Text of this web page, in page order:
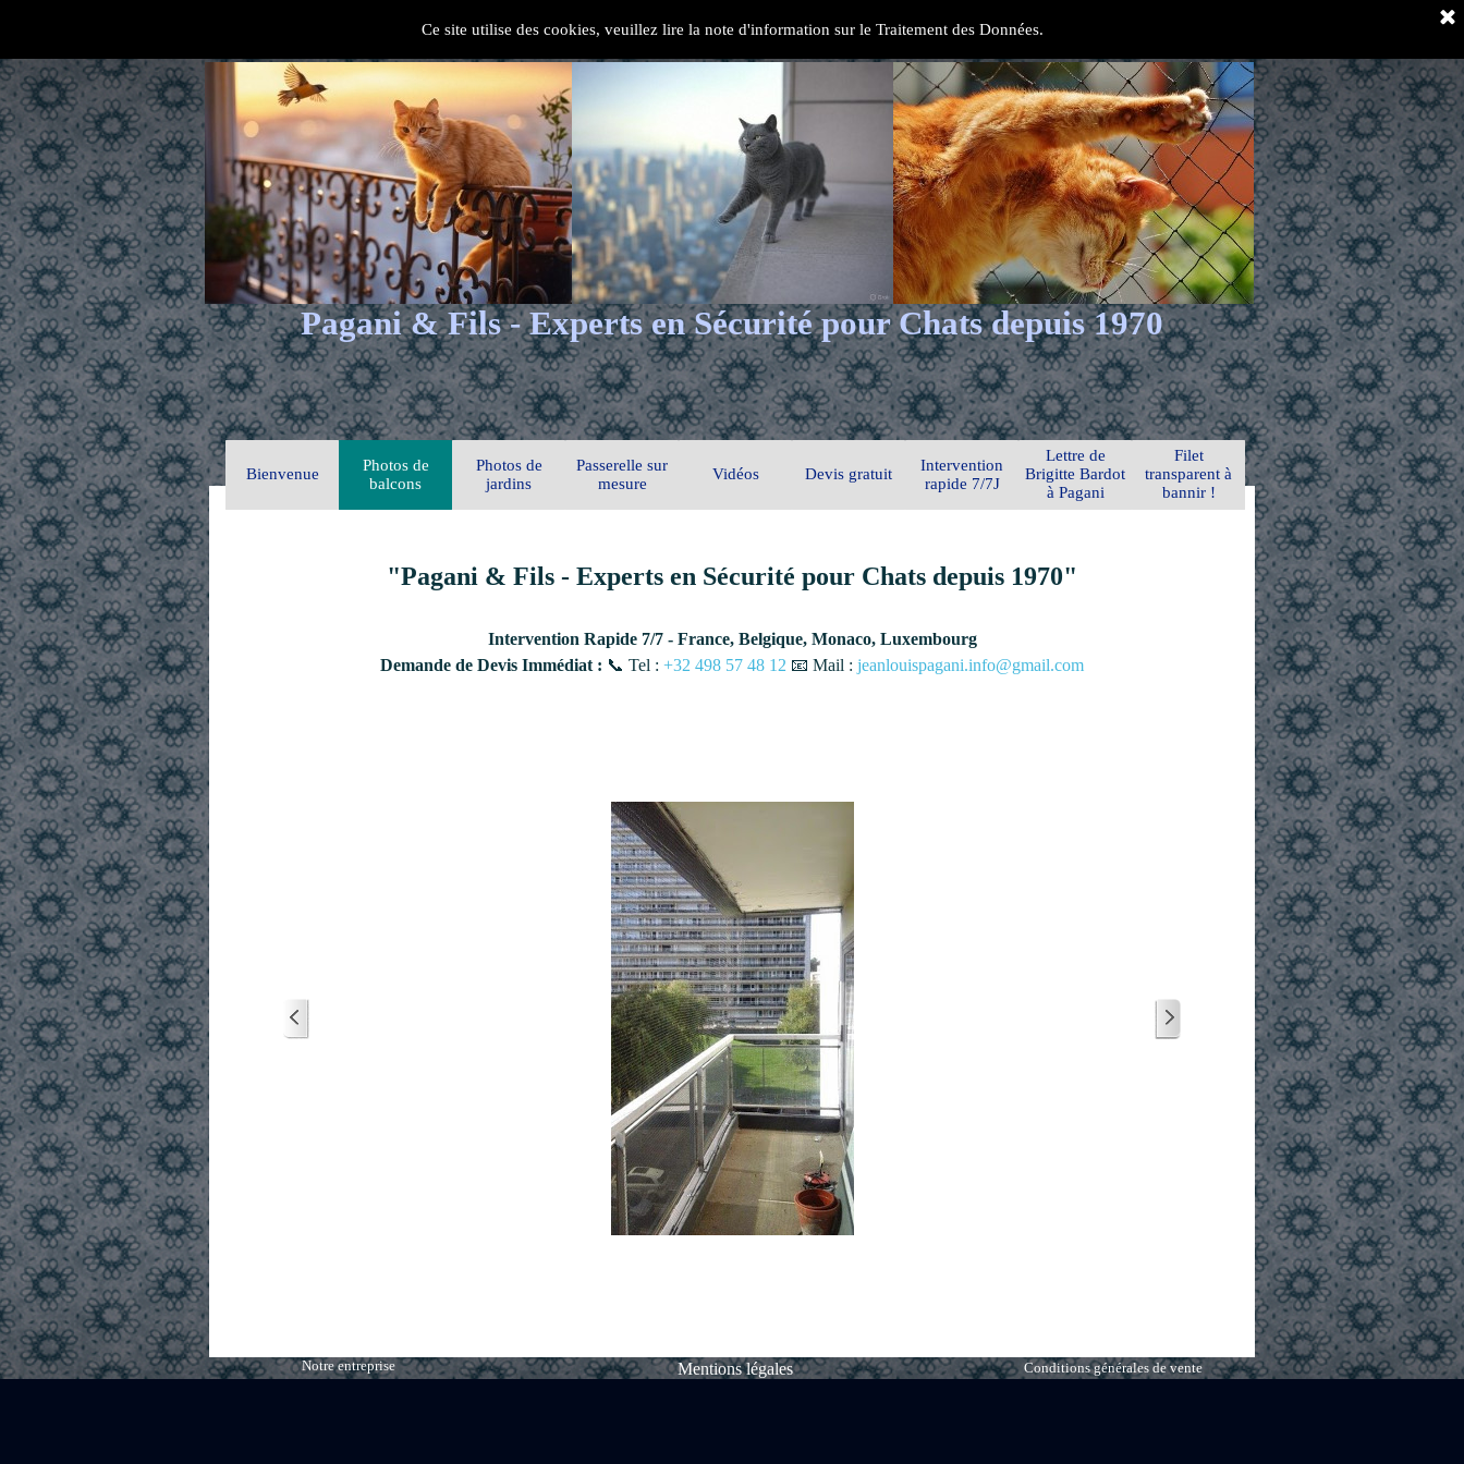
Ce site utilise des cookies, veuillez lire la note d'information sur le Traitement des Données.
Pagani & Fils - Experts en Sécurité pour Chats depuis 1970
Bienvenue
Photos de
balcons
Photos de
jardins
Passerelle sur
mesure
Vidéos Devis gratuit
Intervention
rapide 7/7J
Lettre de
Brigitte Bardot
à Pagani
Filet
transparent à
bannir !
"Pagani & Fils - Experts en Sécurité pour Chats depuis 1970"
Intervention Rapide 7/7 - France, Belgique, Monaco, Luxembourg
Demande de Devis Immédiat : 📞 Tel : +32 498 57 48 12 📧 Mail : jeanlouispagani.info@gmail.com
Notre entreprise Mentions légales Conditions générales de vente